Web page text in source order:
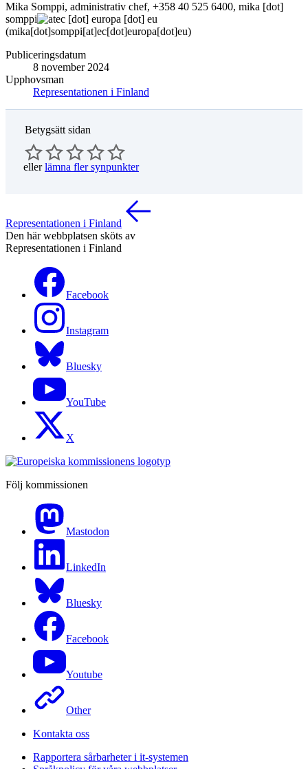
Mika Somppi, administrativ chef, +358 40 525 6400, mika [dot]
somppi
ec [dot] europa [dot] eu
(mika[dot]somppi[at]ec[dot]europa[dot]eu)
Publiceringsdatum
8 november 2024
Upphovsman
Representationen i Finland
Betygsätt sidan
ellerlämna fler synpunkter
Representationen i Finland
Den här webbplatsen sköts av
Representationen i Finland
Facebook
Instagram
Bluesky
YouTube
X
Följ kommissionen
Mastodon
LinkedIn
Bluesky
Facebook
Youtube
Other
Kontakta oss
Rapportera sårbarheter i it-systemen